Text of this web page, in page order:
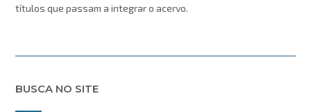
títulos que passam a integrar o acervo.
BUSCA NO SITE